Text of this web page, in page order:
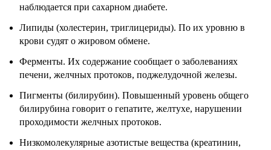
наблюдается при сахарном диабете.
Липиды (холестерин, триглицериды). По их уровню в
крови судят о жировом обмене.
Ферменты. Их содержание сообщает о заболеваниях
печени, желчных протоков, поджелудочной железы.
Пигменты (билирубин). Повышенный уровень общего
билирубина говорит о гепатите, желтухе, нарушении
проходимости желчных протоков.
Низкомолекулярные азотистые вещества (креатинин,